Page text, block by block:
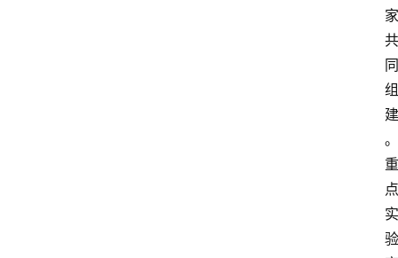
家
共
同
组
建
。
重
点
实
验